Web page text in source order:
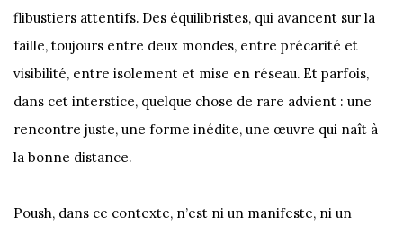
flibustiers attentifs. Des équilibristes, qui avancent sur la
faille, toujours entre deux mondes, entre précarité et
visibilité, entre isolement et mise en réseau. Et parfois,
dans cet interstice, quelque chose de rare advient : une
rencontre juste, une forme inédite, une œuvre qui naît à
la bonne distance.
Poush, dans ce contexte, n’est ni un manifeste, ni un